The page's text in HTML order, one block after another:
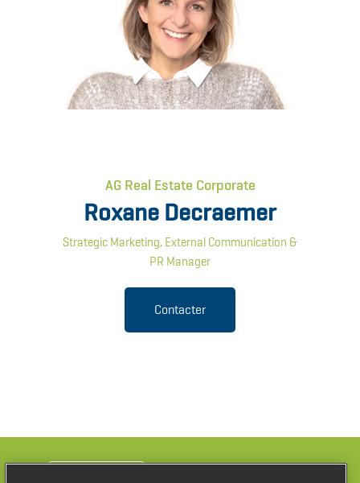
AG Real Estate Corporate
Roxane Decraemer
Strategic Marketing, External Communication &
PR Manager
Contacter